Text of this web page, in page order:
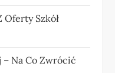
Oferty Szkół
– Na Co Zwrócić